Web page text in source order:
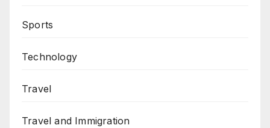
Sports
Technology
Travel
Travel and Immigration